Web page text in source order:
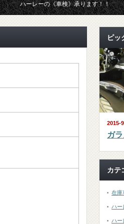
ハーレーの《車検》承ります！！
ピッ
2015-
ガ
カテ
在庫
ハー
ハー